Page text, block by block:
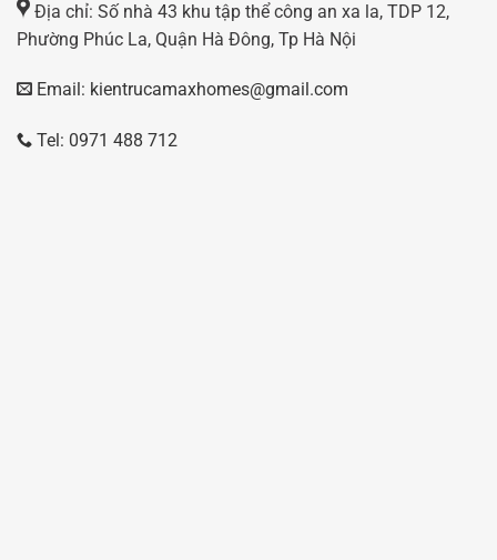
Địa chỉ: Số nhà 43 khu tập thể công an xa la, TDP 12,
Phường Phúc La, Quận Hà Đông, Tp Hà Nội
Email: kientrucamaxhomes@gmail.com
Tel: 0971 488 712